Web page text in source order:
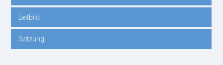
Leitbild
Satzung